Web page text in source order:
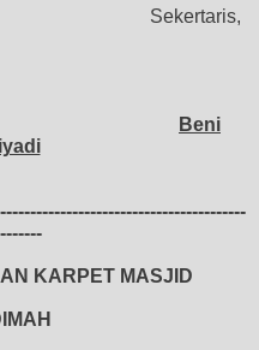
Sekertaris,
Beni
KARPET MASJID